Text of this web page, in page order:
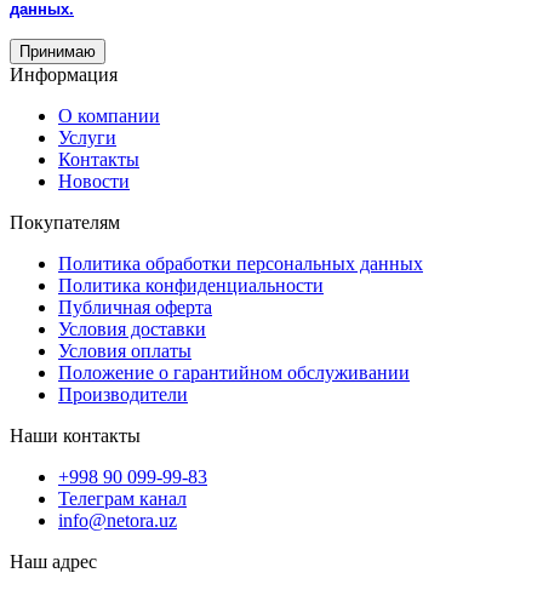
данных.
Принимаю
Информация
О компании
Услуги
Контакты
Новости
Покупателям
Политика обработки персональных данных
Политика конфиденциальности
Публичная оферта
Условия доставки
Условия оплаты
Положение о гарантийном обслуживании
Производители
Наши контакты
+998 90 099-99-83
Телеграм канал
info@netora.uz
Наш адрес